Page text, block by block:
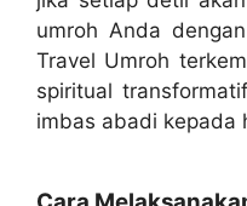
umroh Anda
Travel Umroh
spiritual
imbas abadi kepada